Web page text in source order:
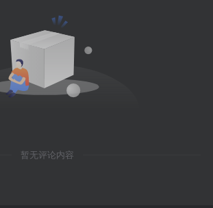
暂无评论内容